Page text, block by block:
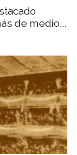
de medio...